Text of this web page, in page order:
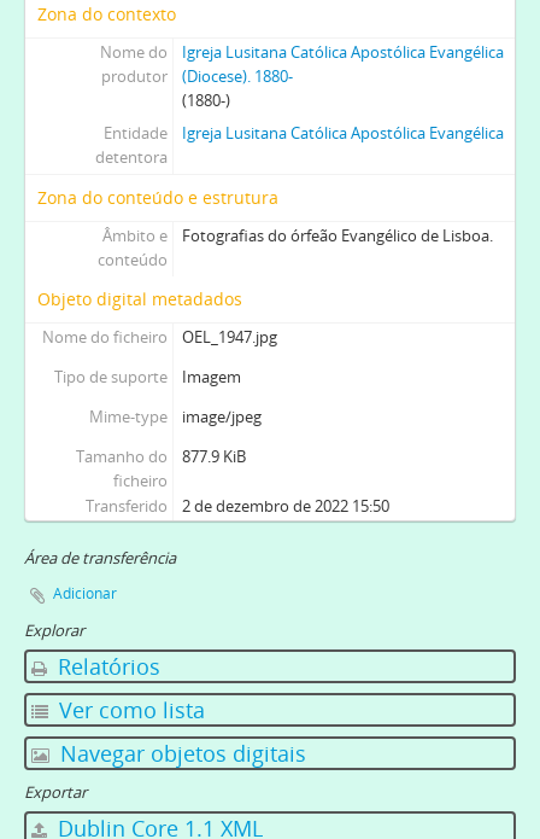
Zona do contexto
Nome do
produtor
Igreja Lusitana Católica Apostólica Evangélica
(Diocese). 1880-
(1880-)
Entidade
detentora
Igreja Lusitana Católica Apostólica Evangélica
Zona do conteúdo e estrutura
Âmbito e
conteúdo
Fotografias do órfeão Evangélico de Lisboa.
Objeto digital metadados
Nome do ficheiro
OEL_1947.jpg
Tipo de suporte
Imagem
Mime-type
image/jpeg
Tamanho do
ficheiro
877.9 KiB
Transferido 2 de dezembro de 2022 15:50
Área de transferência
Adicionar
Explorar
Relatórios
Ver como lista
Navegar objetos digitais
Exportar
Dublin Core 1.1 XML